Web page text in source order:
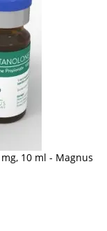
10 ml - Magnus